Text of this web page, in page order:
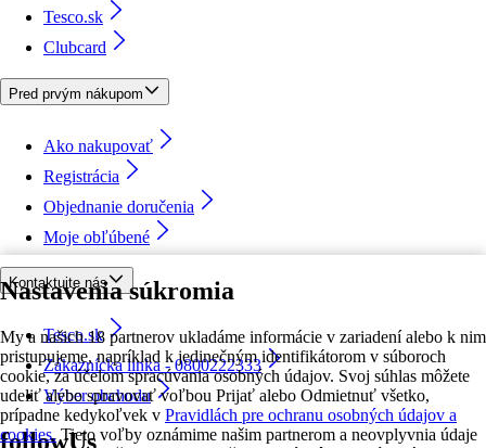
Nastavenia súkromia
My a našich 18 partnerov ukladáme informácie v zariadení alebo k nim
pristupujeme, napríklad k jedinečným identifikátorom v súboroch
cookie, za účelom spracúvania osobných údajov. Svoj súhlas môžete
udeliť alebo spravovať voľbou Prijať alebo Odmietnuť všetko,
prípadne kedykoľvek v Pravidlách pre ochranu osobných údajov a
cookies. Tieto voľby oznámime našim partnerom a neovplyvnia údaje
Tesco.sk
Clubcard
Pred prvým nákupom
Ako nakupovať
Registrácia
Objednanie doručenia
Moje obľúbené
Kontaktujte nás
Tesco.sk
Zákaznícka linka - 0800222333
Výber obchodu
followUs